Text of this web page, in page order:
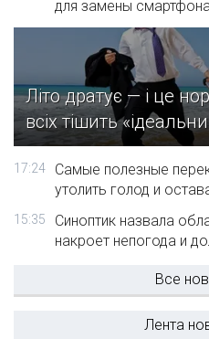
для замены
Літо дратує — і це
всіх тішить
17:24
Самые полезные
утолить голод и
15:35
Синоптик назвала
накроет непогода и
Все
Лента